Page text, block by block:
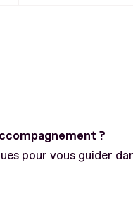
?
pour vous guider